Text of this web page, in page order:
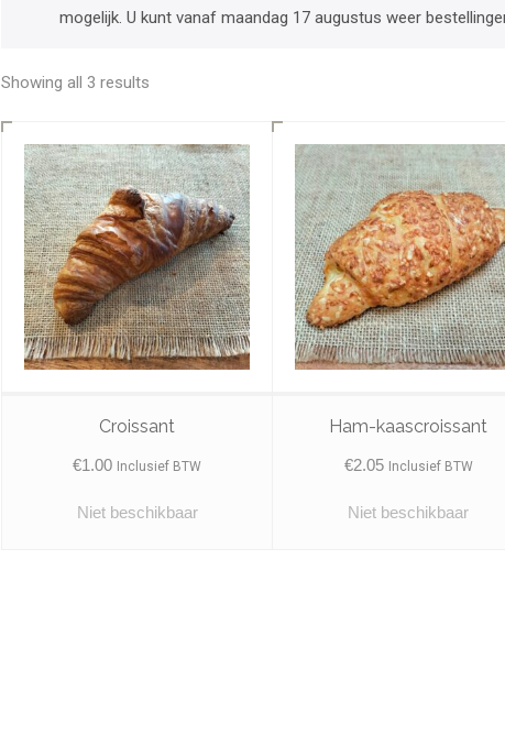
mogelijk. U kunt vanaf maandag 17 augustus weer
Showing all 3 results
Croissant
€1.00 Inclusief BTW
Niet beschikbaar
Ham-kaascroissant
€2.05 Inclusief BTW
Niet beschikbaar